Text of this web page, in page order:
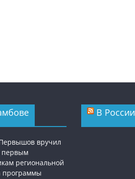
вручил
региональной
программы
В России